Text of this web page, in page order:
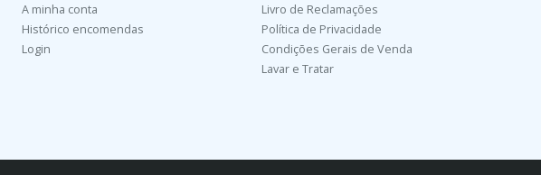
A minha conta
Histórico encomendas
Login
Livro de Reclamações
Política de Privacidade
Condições Gerais de Venda
Lavar e Tratar